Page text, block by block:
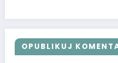
OPUBLIKUJ